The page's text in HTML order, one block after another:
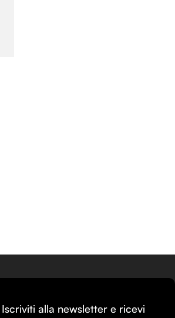
Iscriviti alla newsletter e ricevi